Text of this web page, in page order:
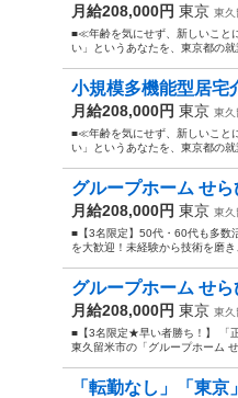
月給208,000円 東京 東久
■≪年齢を気にせず、新しいこと
い」というあなたを、東京都の
小規模多機能型居宅
月給208,000円 東京 東久
■≪年齢を気にせず、新しいこと
い」というあなたを、東京都の
グループホーム せ
月給208,000円 東京 東久
■【3名限定】50代・60代も多数
を大歓迎！未経験から技術を磨
グループホーム せ
月給208,000円 東京 東久
■【3名限定★早い者勝ち！】 「
東久留米市の「グループホーム
「転勤なし」「東